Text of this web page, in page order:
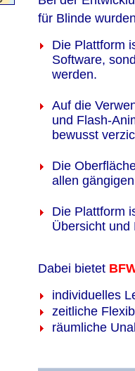
für Blinde
Die Plattform
Software,
werden.
Auf die
und Flash-
bewusst
Die
allen
Die Plattform
Übersicht und
Dabei bietet
individuelles
zeitliche
räumliche